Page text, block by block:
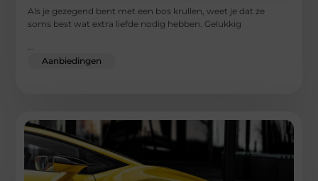
Als je gezegend bent met een bos krullen, weet je dat ze
soms best wat extra liefde nodig hebben. Gelukkig
...
Aanbiedingen